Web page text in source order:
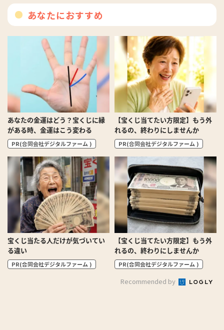
あなたにおすすめ
あなたの金運はどう？宝くじに縁
がある時、金運はこう変わる
PR(合同会社デジタルファーム )
【宝くじ当てたい方限定】もう外
れるの、終わりにしませんか
PR(合同会社デジタルファーム )
宝くじ当たる人だけが気づいてい
る違い
PR(合同会社デジタルファーム )
【宝くじ当てたい方限定】もう外
れるの、終わりにしませんか
PR(合同会社デジタルファーム )
Recommended by